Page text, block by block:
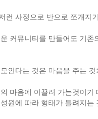
런 사정으로 반으로 쪼개지
커뮤니티를 만들어도 기존
인다는 것은 마음을 주는
마음에 이끌려 가는것이기
원에 따라 형태가 틀려지는